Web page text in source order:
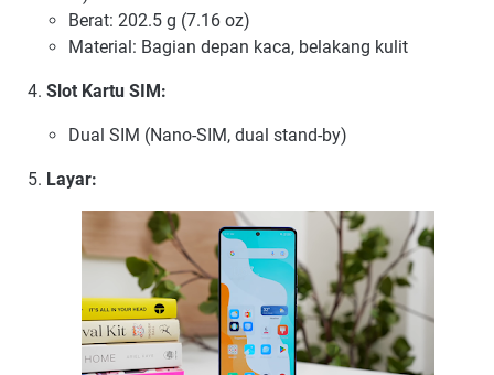
Berat: 202.5 g (7.16 oz)
Material: Bagian depan kaca, belakang kulit
Slot Kartu SIM:
Dual SIM (Nano-SIM, dual stand-by)
Layar: